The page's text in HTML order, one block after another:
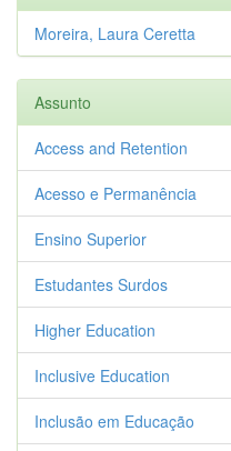
Moreira, Laura Ceretta
Assunto
Access and Retention
Acesso e Permanência
Ensino Superior
Estudantes Surdos
Higher Education
Inclusive Education
Inclusão em Educação